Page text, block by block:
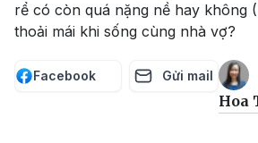
rể có còn quá nặng nề hay không
thoải mái khi sống cùng nhà vợ?
Facebook Gửi mail
Hoa